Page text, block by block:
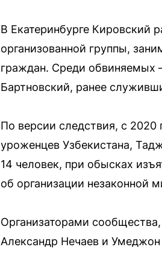
В Екатеринбурге Кировский
организованной группы,
граждан. Среди
Бартновский, ранее
По версии следствия, с 2020
уроженцев Узбекистана,
14 человек, при обысках
об организации незаконной
Организаторами
Александр Нечаев и